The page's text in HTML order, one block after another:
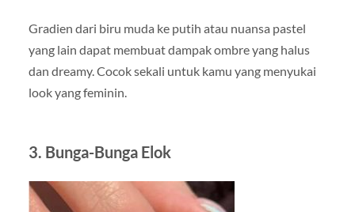
Gradien dari biru muda ke putih atau nuansa pastel
yang lain dapat membuat dampak ombre yang halus
dan dreamy. Cocok sekali untuk kamu yang menyukai
look yang feminin.
3. Bunga-Bunga Elok